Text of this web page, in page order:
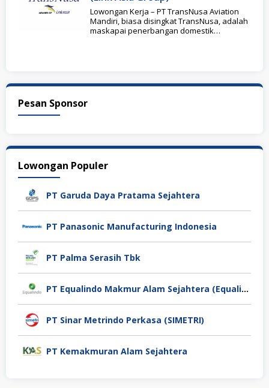
Lowongan Kerja – PT TransNusa Aviation
Mandiri, biasa disingkat TransNusa, adalah
maskapai penerbangan domestik
Pesan Sponsor
Lowongan Populer
PT Garuda Daya Pratama Sejahtera
PT Panasonic Manufacturing Indonesia
PT Palma Serasih Tbk
PT Equalindo Makmur Alam Sejahtera (Equalindo Group)
PT Sinar Metrindo Perkasa (SIMETRI)
PT Kemakmuran Alam Sejahtera